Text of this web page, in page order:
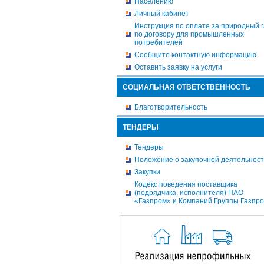
Личный кабинет
Инструкция по оплате за природный
по договору для промышленных
потребителей
Сообщите контактную информацию
Оставить заявку на услуги
СОЦИАЛЬНАЯ ОТВЕТСТВЕННОСТЬ
Благотворительность
ТЕНДЕРЫ
Тендеры
Положение о закупочной
Закупки
Кодекс поведения поставщика
(подрядчика, исполнителя) ПАО
«Газпром» и Компаний Группы